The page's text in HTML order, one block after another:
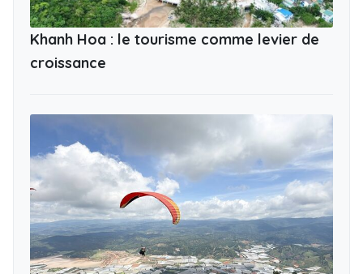
Khanh Hoa : le tourisme comme levier de
croissance